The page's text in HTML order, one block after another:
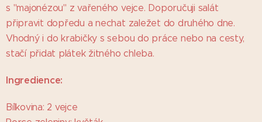
s "majonézou" z vařeného vejce. Doporučuji salát
připravit dopředu a nechat zaležet do druhého dne.
Vhodný i do krabičky s sebou do práce nebo na cesty,
stačí přidat plátek žitného chleba.
Ingredience:
Bílkovina: 2 vejce